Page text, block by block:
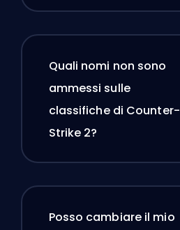
Quali nomi non sono
ammessi sulle
classifiche di Counter-
Strike 2?
Posso cambiare il mio